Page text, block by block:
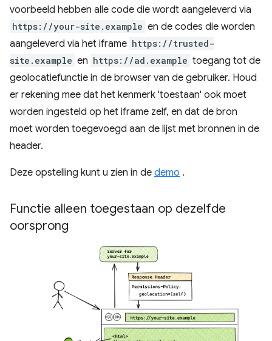
voorbeeld hebben alle code die wordt aangeleverd via
https://your-site.example en de codes die worden
aangeleverd via het iframe https://trusted-
site.example en https://ad.example toegang tot de
geolocatiefunctie in de browser van de gebruiker. Houd
er rekening mee dat het kenmerk 'toestaan' ook moet
worden ingesteld op het iframe zelf, en dat de bron
moet worden toegevoegd aan de lijst met bronnen in de
header.
Deze opstelling kunt u zien in de demo .
Functie alleen toegestaan ​​op dezelfde
oorsprong